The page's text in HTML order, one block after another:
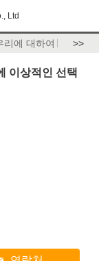
Ltd
리에 대하여 >>
이상적인 선택